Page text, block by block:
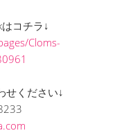
コチラ↓
Cloms-
せください↓